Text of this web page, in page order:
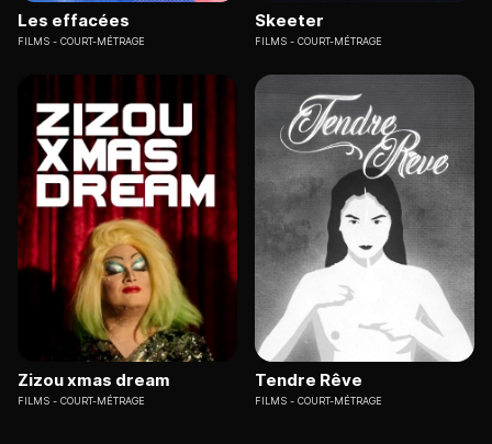
Les effacées
FILMS COURT-MÉTRAGE
Skeeter
FILMS COURT-MÉTRAGE
Zizou xmas dream
FILMS COURT-MÉTRAGE
Tendre Rêve
FILMS COURT-MÉTRAGE